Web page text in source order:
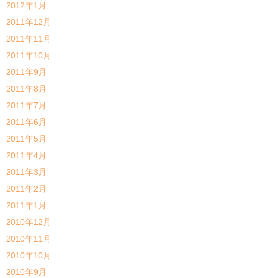
2012年1月
2011年12月
2011年11月
2011年10月
2011年9月
2011年8月
2011年7月
2011年6月
2011年5月
2011年4月
2011年3月
2011年2月
2011年1月
2010年12月
2010年11月
2010年10月
2010年9月